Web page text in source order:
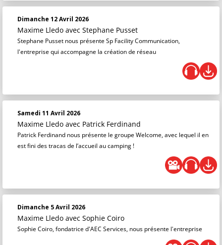
Dimanche 12 Avril 2026
Maxime Lledo avec Stephane Pusset
Stephane Pusset nous présente Sp Facility Communication,
l'entreprise qui accompagne la création de réseau
Samedi 11 Avril 2026
Maxime Lledo avec Patrick Ferdinand
Patrick Ferdinand nous présente le groupe Welcome, avec lequel il en
est fini des tracas de l’accueil au camping !
Dimanche 5 Avril 2026
Maxime Lledo avec Sophie Coiro
Sophie Coiro, fondatrice d'AEC Services, nous présente l'entreprise